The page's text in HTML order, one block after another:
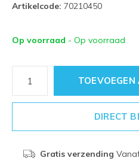
Artikelcode: 70210450
Op voorraad - Op voorraad
DIRECT
Gratis verzending